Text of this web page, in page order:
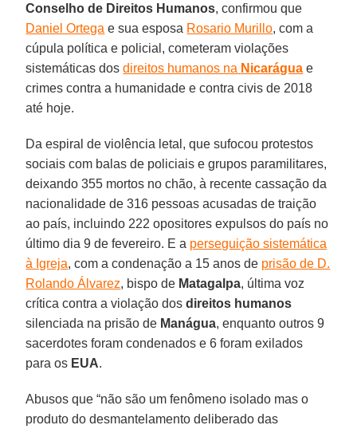
Conselho de Direitos Humanos, confirmou que
Daniel Ortega e sua esposa Rosario Murillo, com a
cúpula política e policial, cometeram violações
sistemáticas dosdireitos humanos na Nicarágua e
crimes contra a humanidade e contra civis de 2018
até hoje.
Da espiral de violência letal, que sufocou protestos
sociais com balas de policiais e grupos paramilitares,
deixando 355 mortos no chão, à recente cassação da
nacionalidade de 316 pessoas acusadas de traição
ao país, incluindo 222 opositores expulsos do país no
último dia 9 de fevereiro. E a perseguição sistemática
à Igreja, com a condenação a 15 anos de prisão de D.
Rolando Álvarez, bispo de Matagalpa, última voz
crítica contra a violação dosdireitos humanos
silenciada na prisão de Manágua, enquanto outros 9
sacerdotes foram condenados e 6 foram exilados
para os EUA.
Abusos que “não são um fenômeno isolado mas o
produto do desmantelamento deliberado das